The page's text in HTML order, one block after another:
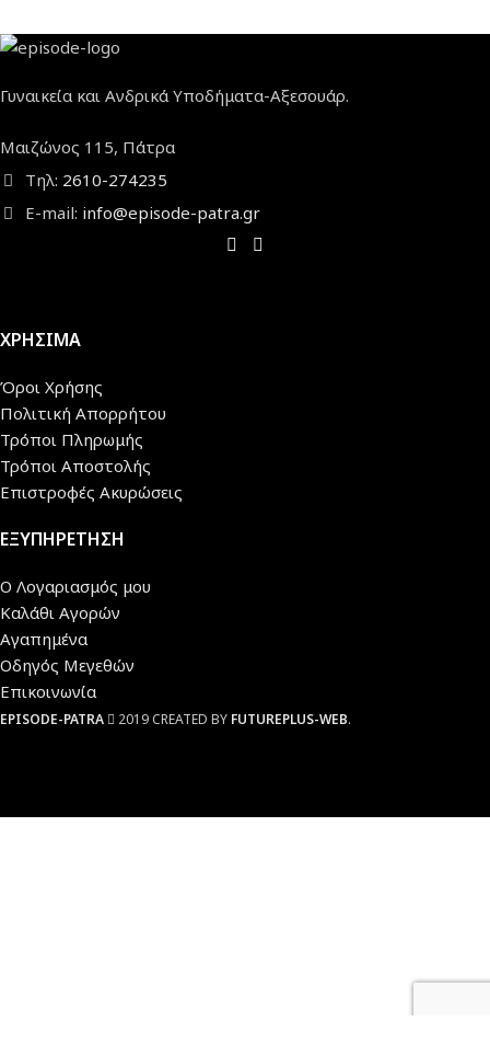
Γυναικεία και Ανδρικά Υποδήματα-Αξεσουάρ.
Μαιζώνος 115, Πάτρα
Τηλ: 2610-274235
E-mail: info@episode-patra.gr
ΧΡΗΣΙΜΑ
Όροι Χρήσης
Πολιτική Απορρήτου
Τρόποι Πληρωμής
Τρόποι Αποστολής
Επιστροφές Ακυρώσεις
ΕΞΥΠΗΡΕΤΗΣΗ
Ο Λογαριασμός μου
Καλάθι Αγορών
Αγαπημένα
Οδηγός Μεγεθών
Επικοινωνία
EPISODE-PATRA 2019 CREATED BY FUTUREPLUS-WEB.